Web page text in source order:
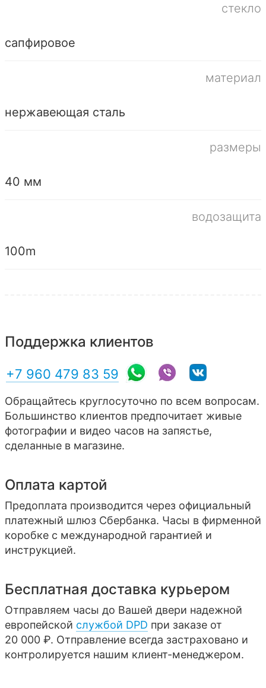
стекло
сапфировое
материал
нержавеющая сталь
размеры
40 мм
водозащита
100m
Поддержка клиентов
+7 960 479 83 59
Обращайтесь круглосуточно по всем вопросам.
Большинство клиентов предпочитает живые
фотографии и видео часов на запястье,
сделанные в магазине.
Оплата картой
Предоплата производится через официальный
платежный шлюз Сбербанка. Часы в фирменной
коробке с международной гарантией и
инструкцией.
Бесплатная доставка курьером
Отправляем часы до Вашей двери надежной
европейской службой DPD при заказе от
20 000 ₽. Отправление всегда застраховано и
контролируется нашим клиент-менеджером.